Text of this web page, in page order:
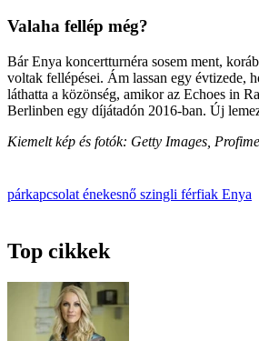
Valaha fellép még?
Bár Enya koncertturnéra sosem ment,
voltak fellépései. Ám lassan egy évtizede,
láthatta a közönség, amikor az Echoes in
Berlinben egy díj­átadón 2016-ban. Új
Kiemelt kép és fotók: Getty Images,
párkapcsolat énekesnő szingli férfiak Enya
Top cikkek